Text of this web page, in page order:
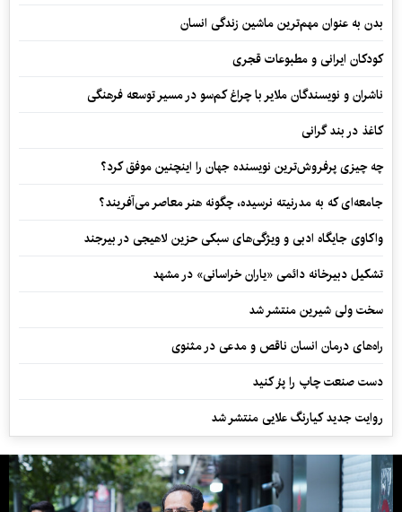
بدن به عنوان مهم‌ترین ماشین زندگی انسان
کودکان ایرانی و مطبوعات قجری
ناشران و نویسندگان ملایر با چراغ کم‌سو در مسیر توسعه فرهنگی
کاغذ در بند گرانی
چه چیزی پرفروش‌ترین نویسنده جهان را اینچنین موفق کرد؟
جامعه‌ای که به مدرنیته نرسیده، چگونه هنر معاصر می‌آفریند؟
واکاوی جایگاه ادبی و ویژگی‌های سبکی حزین لاهیجی در بیرجند
تشکیل دبیرخانه دائمی «یاران خراسانی» در مشهد
سخت ولی شیرین منتشر شد
راه‌های درمان انسان ناقص و مدعی در مثنوی
دست صنعت چاپ را پرُ کنید
روایت جدید کیارنگ علایی منتشر شد